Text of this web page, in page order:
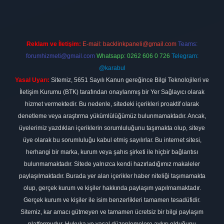
Reklam ve İletişim: E-mail: backlinkpaneli@gmail.com Teams:
forumhizmeti@gmail.com Whatsapp: 0262 606 0 726 Telegram:
@karabul
Yasal Uyarı: Sitemiz, 5651 Sayılı Kanun gereğince Bilgi Teknolojileri ve
İletişim Kurumu (BTK) tarafından onaylanmış bir Yer Sağlayıcı olarak
hizmet vermektedir. Bu nedenle, sitedeki içerikleri proaktif olarak
denetleme veya araştırma yükümlülüğümüz bulunmamaktadır. Ancak,
üyelerimiz yazdıkları içeriklerin sorumluluğunu taşımakta olup, siteye
üye olarak bu sorumluluğu kabul etmiş sayılırlar. Bu internet sitesi,
herhangi bir marka, kurum veya şahıs şirketi ile hiçbir bağlantısı
bulunmamaktadır. Sitede yalnızca kendi hazırladığımız makaleler
paylaşılmaktadır. Burada yer alan içerikler haber niteliği taşımamakta
olup, gerçek kurum ve kişiler hakkında paylaşım yapılmamaktadır.
Gerçek kurum ve kişiler ile isim benzerlikleri tamamen tesadüfidir.
Sitemiz, kar amacı gütmeyen ve tamamen ücretsiz bir bilgi paylaşım